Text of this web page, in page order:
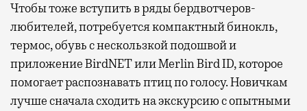
Чтобы тоже вступить в ряды бердвотчеров-
любителей, потребуется компактный бинокль,
термос, обувь с нескользкой подошвой и
приложение BirdNET или Merlin Bird ID, которое
помогает распознавать птиц по голосу. Новичкам
лучше сначала сходить на экскурсию с опытными